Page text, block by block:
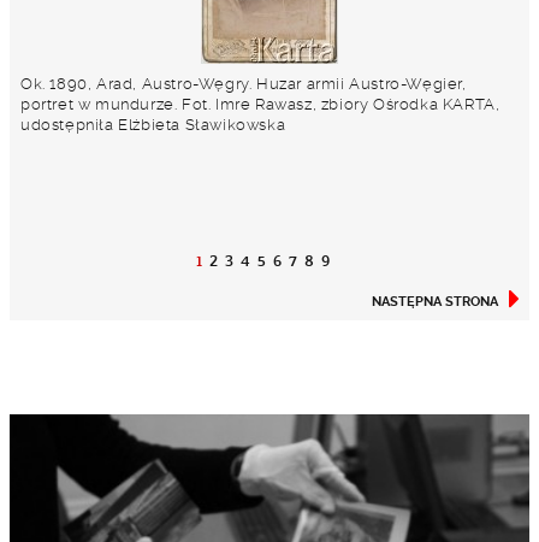
Ok. 1890, Arad, Austro-Węgry. Huzar armii Austro-Węgier,
portret w mundurze. Fot. Imre Rawasz, zbiory Ośrodka KARTA,
udostępniła Elżbieta Sławikowska
1 2 3 4 5 6 7 8 9
NASTĘPNA STRONA